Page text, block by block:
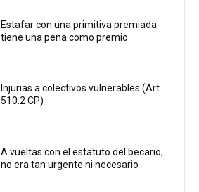
Estafar con una primitiva premiada
tiene una pena como premio
Injurias a colectivos vulnerables (Art.
510.2 CP)
A vueltas con el estatuto del becario;
no era tan urgente ni necesario